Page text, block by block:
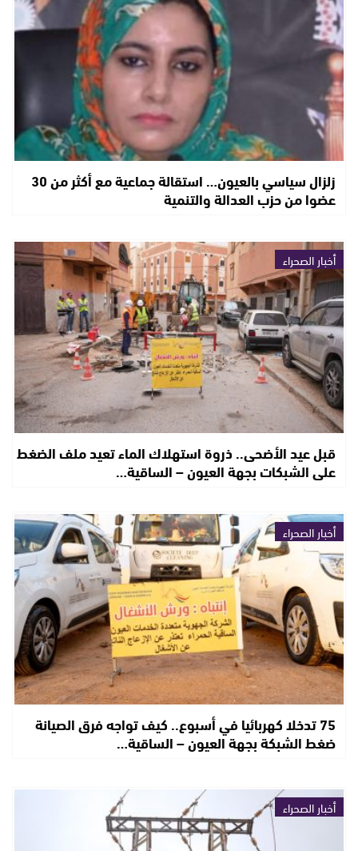
زلزال سياسي بالعيون… استقالة جماعية مع أكثر من 30
عضوا من حزب العدالة والتنمية
أخبار الصحراء
قبل عيد الأضحى.. ذروة استهلاك الماء تعيد ملف الضغط
على الشبكات بجهة العيون – الساقية…
أخبار الصحراء
75 تدخلا كهربائيا في أسبوع.. كيف تواجه فرق الصيانة
ضغط الشبكة بجهة العيون – الساقية…
أخبار الصحراء